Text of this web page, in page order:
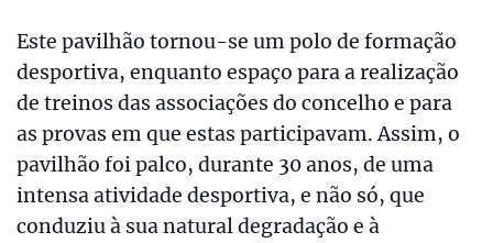
Este pavilhão tornou-se um polo de formação
desportiva, enquanto espaço para a realização
de treinos das associações do concelho e para
as provas em que estas participavam. Assim, o
pavilhão foi palco, durante 30 anos, de uma
intensa atividade desportiva, e não só, que
conduziu à sua natural degradação e à